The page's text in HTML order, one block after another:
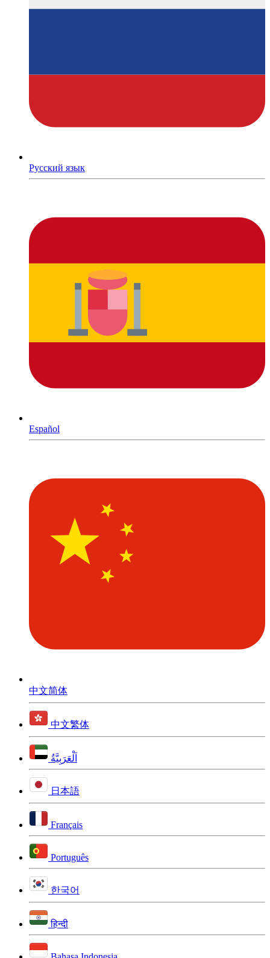
Русский язык
Español
中文简体
中文繁体
اَلْعَرَبِيَّةُ
日本語
Français
Português
한국어
हिन्दी